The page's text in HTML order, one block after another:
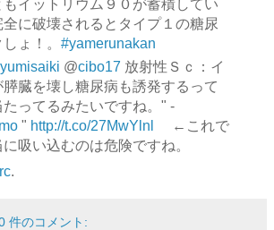
もイットリウム９０が蓄積してい
全に破壊されるとタイプ１の糖尿
ょ！。 #yamerunakan
yumisaiki @cibo17 放射性Ｓｃ：イ
膵臓を壊し糖尿病も誘発するって
ってるみたいですね。" -
" http://t.co/27MwYlnl
←これで
吸い込むのは危険ですね。
.
件のコメント: